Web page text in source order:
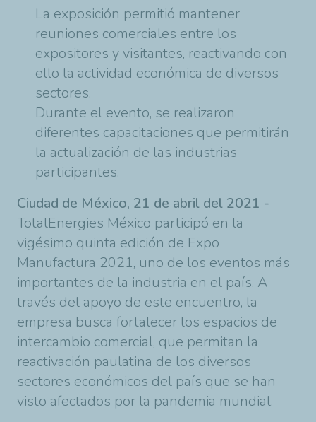
La exposición permitió mantener
reuniones comerciales entre los
expositores y visitantes, reactivando con
ello la actividad económica de diversos
sectores.
Durante el evento, se realizaron
diferentes capacitaciones que permitirán
la actualización de las industrias
participantes.
Ciudad de México, 21 de abril del 2021 -
TotalEnergies México participó en la
vigésimo quinta edición de Expo
Manufactura 2021, uno de los eventos más
importantes de la industria en el país. A
través del apoyo de este encuentro, la
empresa busca fortalecer los espacios de
intercambio comercial, que permitan la
reactivación paulatina de los diversos
sectores económicos del país que se han
visto afectados por la pandemia mundial.